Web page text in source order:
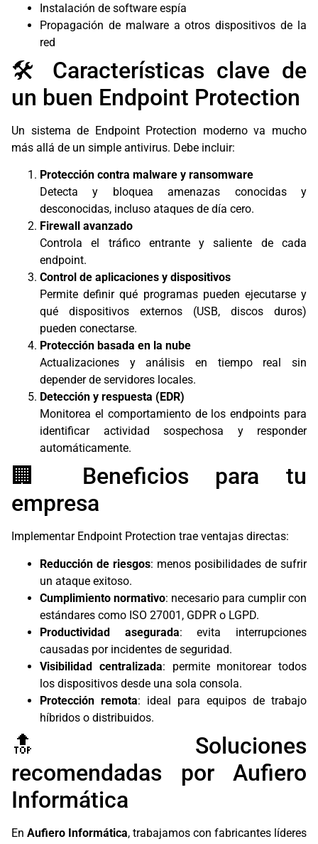
Instalación de software espía
Propagación de malware a otros dispositivos de la
red
🛠 Características clave de
un buen Endpoint Protection
Un sistema de Endpoint Protection moderno va mucho
más allá de un simple antivirus. Debe incluir:
Protección contra malware y ransomware
Detecta y bloquea amenazas conocidas y
desconocidas, incluso ataques de día cero.
Firewall avanzado
Controla el tráfico entrante y saliente de cada
endpoint.
Control de aplicaciones y dispositivos
Permite definir qué programas pueden ejecutarse y
qué dispositivos externos (USB, discos duros)
pueden conectarse.
Protección basada en la nube
Actualizaciones y análisis en tiempo real sin
depender de servidores locales.
Detección y respuesta (EDR)
Monitorea el comportamiento de los endpoints para
identificar actividad sospechosa y responder
automáticamente.
🏢 Beneficios para tu
empresa
Implementar Endpoint Protection trae ventajas directas:
Reducción de riesgos: menos posibilidades de sufrir
un ataque exitoso.
Cumplimiento normativo: necesario para cumplir con
estándares como ISO 27001, GDPR o LGPD.
Productividad asegurada: evita interrupciones
causadas por incidentes de seguridad.
Visibilidad centralizada: permite monitorear todos
los dispositivos desde una sola consola.
Protección remota: ideal para equipos de trabajo
híbridos o distribuidos.
🔝 Soluciones
recomendadas por Aufiero
Informática
En Aufiero Informática, trabajamos con fabricantes líderes